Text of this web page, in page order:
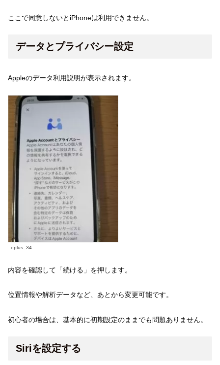
ここで同意しないとiPhoneは利用できません。
データとプライバシー設定
Appleのデータ利用説明が表示されます。
oplus_34
内容を確認して「続ける」を押します。
位置情報や解析データなど、あとから変更可能です。
初心者の場合は、基本的に初期設定のままでも問題ありません。
Siriを設定する